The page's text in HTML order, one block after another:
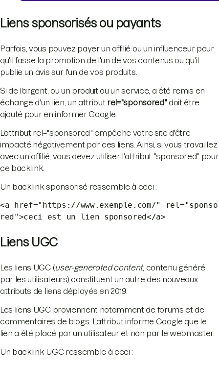
Liens sponsorisés ou payants
Parfois, vous pouvez payer un affilié ou un influenceur pour
qu'il fasse la promotion de l'un de vos contenus ou qu'il
publie un avis sur l'un de vos produits.
Si de l'argent, ou un produit ou un service, a été remis en
échange d'un lien, un attribut rel="sponsored"doit être
ajouté pour en informer Google.
L'attribut rel="sponsored" empêche votre site d'être
impacté négativement par ces liens. Ainsi, si vous travaillez
avec un affilié, vous devez utiliser l'attribut "sponsored" pour
ce backlink.
Un backlink sponsorisé ressemble à ceci :
<a href="https://www.exemple.com/" rel="sponso
red">ceci est un lien sponsored</a>
Liens UGC
Les liens UGC (user-generated content, contenu généré
par les utilisateurs) constituent un autre des nouveaux
attributs de liens déployés en 2019.
Les liens UGC proviennent notamment de forums et de
commentaires de blogs. L'attribut informe Google que le
lien a été placé par un utilisateur et non par le webmaster.
Un backlink UGC ressemble à ceci :